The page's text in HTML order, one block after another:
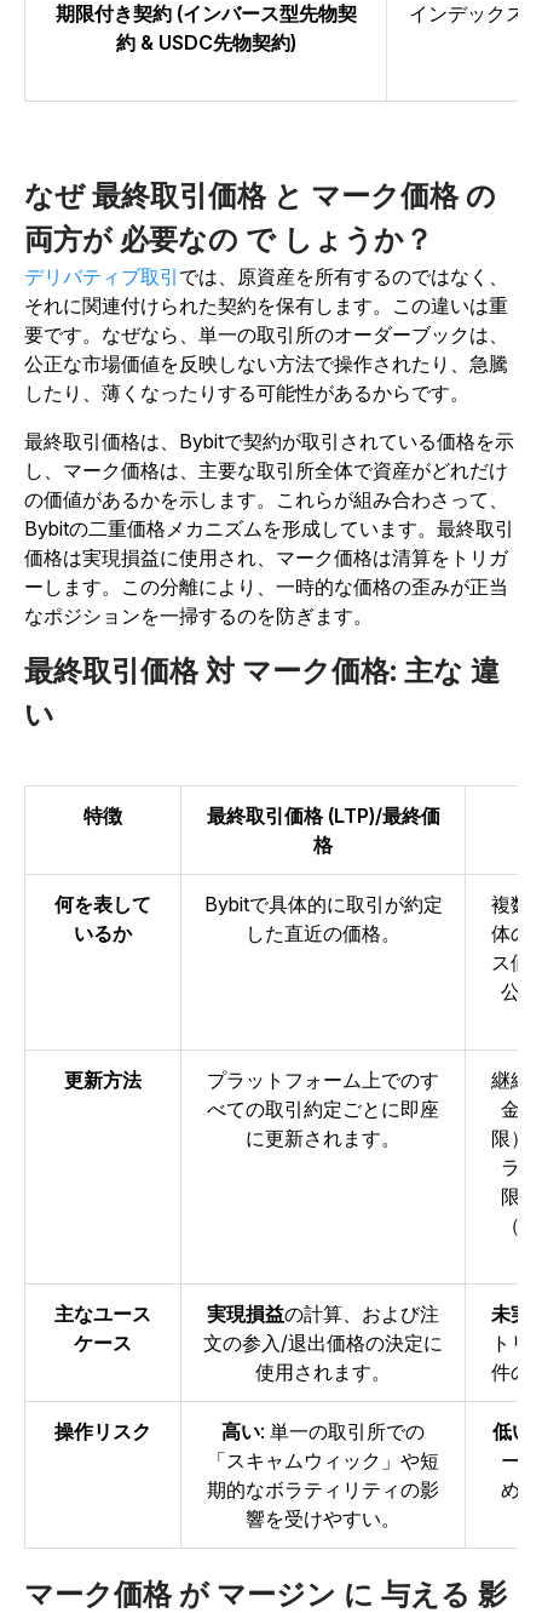
期限付き契約 (インバース型先物契
約 & USDC先物契約)
インデックス
なぜ 最終取引価格 と マーク価格 の
両方が 必要なの で しょうか？
デリバティブ取引 では、原資産を所有するのではなく、
それに関連付けられた契約を保有します。この違いは重
要です。なぜなら、単一の取引所のオーダーブックは、
公正な市場価値を反映しない方法で操作されたり、急騰
したり、薄くなったりする可能性があるからです。
最終取引価格は、Bybitで契約が取引されている価格を示
し、マーク価格は、主要な取引所全体で資産がどれだけ
の価値があるかを示します。これらが組み合わさって、
Bybitの二重価格メカニズムを形成しています。最終取引
価格は実現損益に使用され、マーク価格は清算をトリガ
ーします。この分離により、一時的な価格の歪みが正当
なポジションを一掃するのを防ぎます。
最終取引価格 対 マーク価格: 主な 違
い
特徴
最終取引価格 (LTP)/最終価
格
何を表して
いるか
Bybitで具体的に取引が約定
した直近の価格。
複数
体の
ス価
公
更新方法
プラットフォーム上でのす
べての取引約定ごとに即座
に更新されます。
継続
金
限）
ラ
限
（
主なユース
ケース
実現損益の計算、および注
文の参入/退出価格の決定に
使用されます。
未実
トリ
件の
操作リスク 高い: 単一の取引所での
「スキャムウィック」や短
期的なボラティリティの影
響を受けやすい。
低い/
ー
め
マーク価格 が マージン に 与える 影